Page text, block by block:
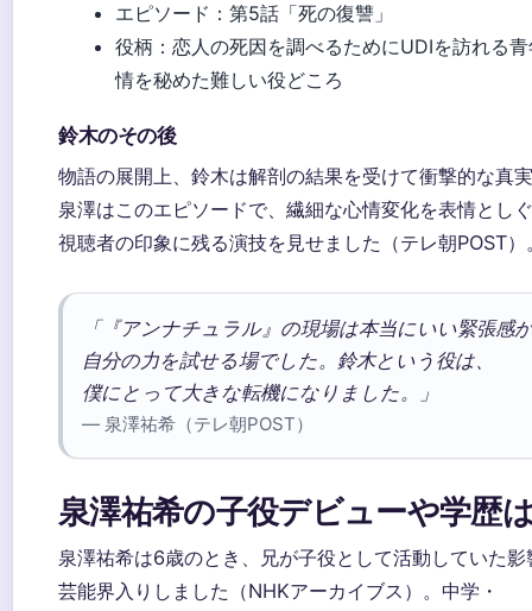
エピソード：第5話「死の復讐」
役柄：恋人の死因を調べるためにUDIを訪れる
情を秘めた難しい役どころ
鈴木のその後
物語の展開上、鈴木は解剖の結果を受けて衝撃的な真
泉澤はこのエピソードで、繊細な心情変化を表情とし
視聴者の印象に残る演技を見せました（テレ朝POST）
「『アンナチュラル』の現場は本当にいい緊張感
自分の力を試せる場でした。鈴木という役は、
僕にとって大きな転機になりました。」
— 泉澤祐希（テレ朝POST）
泉澤祐希の子役デビューや学歴
泉澤祐希は6歳のとき、兄が子役として活動していた
芸能界入りしました（NHKアーカイブス）。中学・